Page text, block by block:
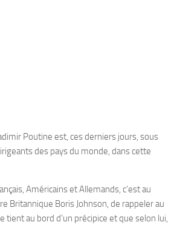
Poutine est, ces derniers jours, sous
des pays du monde, dans cette
Américains et Allemands, c’est au
Britannique Boris Johnson, de rappeler au
tient au bord d’un précipice et que selon lui,